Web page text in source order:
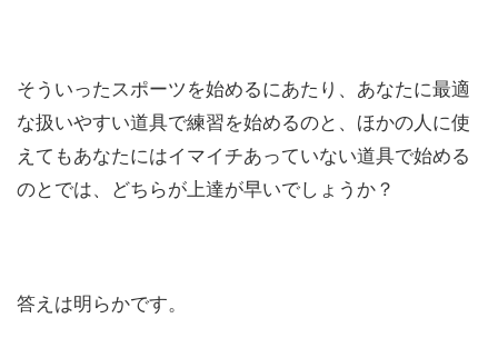
そういったスポーツを始めるにあたり、あなたに最適
な扱いやすい道具で練習を始めるのと、ほかの人に使
えてもあなたにはイマイチあっていない道具で始める
のとでは、どちらが上達が早いでしょうか？
答えは明らかです。